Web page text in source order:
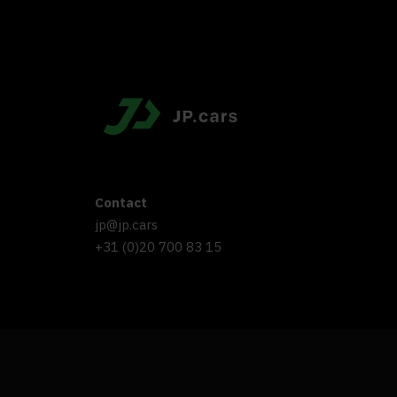
Contact
jp@jp.cars
+31 (0)20 700 83 15